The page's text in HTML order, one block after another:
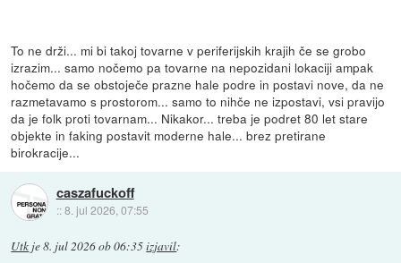
To ne drži... mi bi takoj tovarne v periferijskih krajih če se grobo
izrazim... samo nočemo pa tovarne na nepozidani lokaciji ampak
hočemo da se obstoječe prazne hale podre in postavi nove, da ne
razmetavamo s prostorom... samo to nihče ne izpostavi, vsi pravijo
da je folk proti tovarnam... Nikakor... treba je podret 80 let stare
objekte in faking postavit moderne hale... brez pretirane
birokracije...
caszafuckoff
::8. jul 2026, 07:55
Utk je8. jul 2026 ob 06:35izjavil: